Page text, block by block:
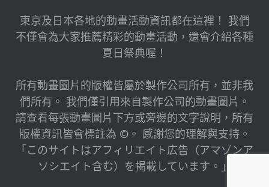
東京及日本各地的動畫活動資訊都在這裡！ 我們
不僅會為大家推薦精彩的動畫活動，還會介紹各種
夏日祭典喔！
所有動畫圖片的版權皆屬於製作公司所有，並非我
們所有。 我們僅引用來自製作公司的動畫圖片。
請查看每張動畫圖片下方或旁邊的文字說明，所有
版權資訊皆會標註為 ©。 感謝您的理解與支持。
「このサイトはアフィリエイト広告（アマゾンア
ソシエイト含む）を掲載しています。」